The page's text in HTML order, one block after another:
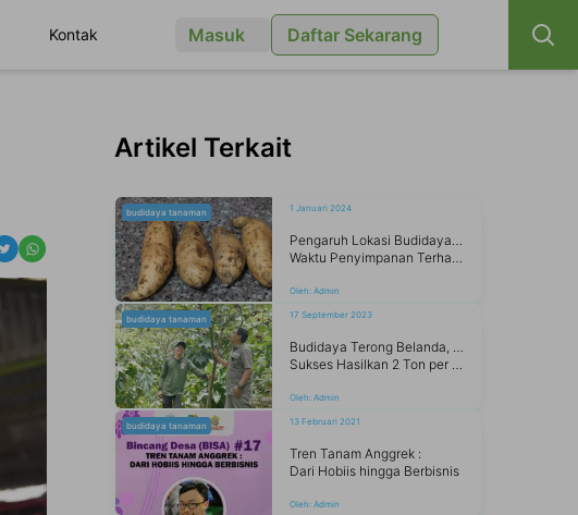
Kontak Masuk Daftar Sekarang
Artikel Terkait
budidaya tanaman 1 Januari 2024
Pengaruh Lokasi Budidaya dan
Waktu Penyimpanan Terhadap Kualitas Manis Ubi Cilembu di Jawa Barat
Oleh: Admin
budidaya tanaman 17 September 2023
Budidaya Terong Belanda, Wahyudi
Sukses Hasilkan 2 Ton per Bulan
Oleh: Admin
budidaya tanaman 13 Februari 2021
Tren Tanam Anggrek :
Dari Hobiis hingga Berbisnis
Oleh: Admin